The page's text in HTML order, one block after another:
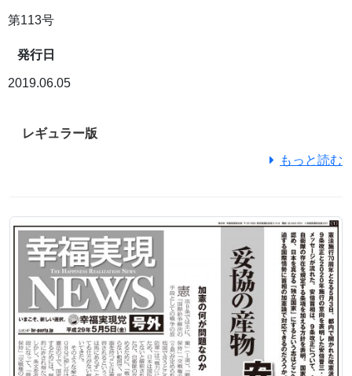
第113号
発行日
2019.06.05
レギュラー版
もっと読む